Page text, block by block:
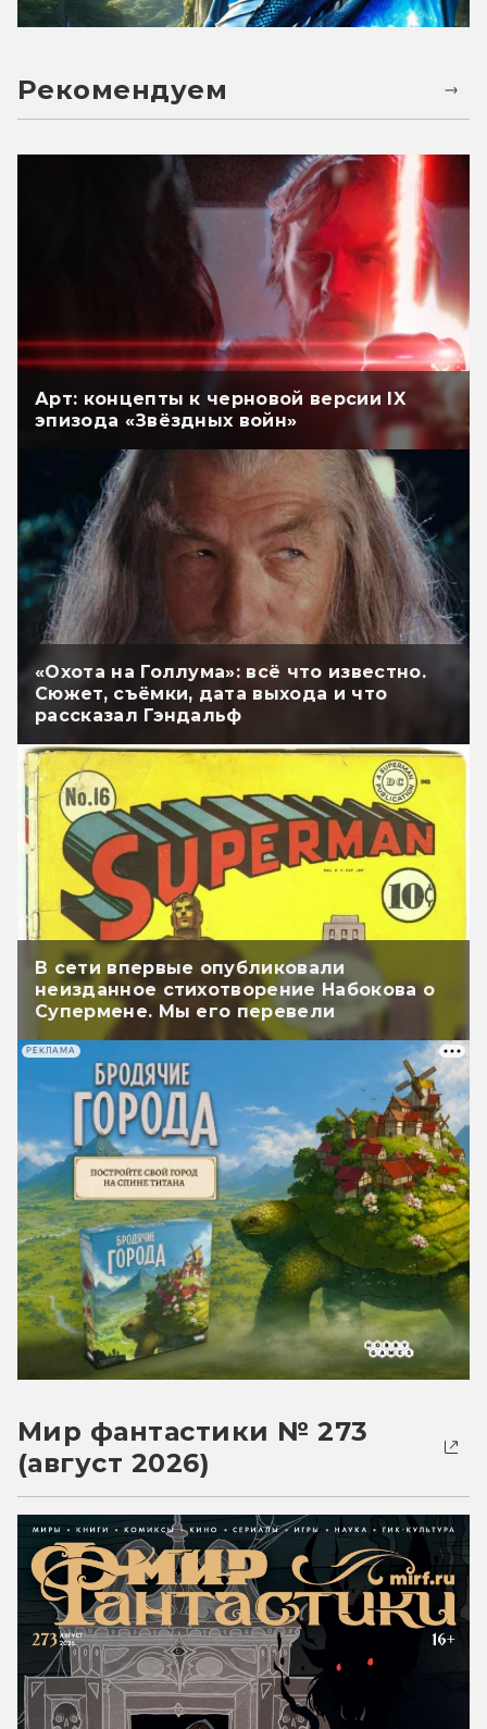
Рекомендуем
Арт: концепты к черновой версии IX
эпизода «Звёздных войн»
«Охота на Голлума»: всё что известно.
Сюжет, съёмки, дата выхода и что
рассказал Гэндальф
В сети впервые опубликовали
неизданное стихотворение Набокова о
Супермене. Мы его перевели
РЕКЛАМА
Мир фантастики № 273
(август 2026)